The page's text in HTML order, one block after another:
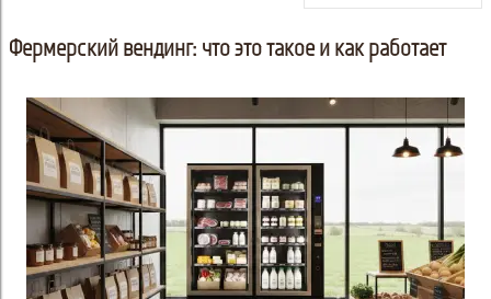
Фермерский вендинг: что это такое и как работает